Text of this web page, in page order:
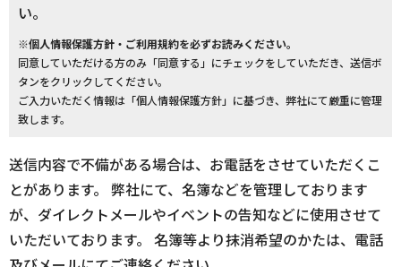
い。
※個人情報保護方針・ご利用規約を必ずお読みください。
同意していただける方のみ「同意する」にチェックをしていただき、送信ボ
タンをクリックしてください。
ご入力いただく情報は「個人情報保護方針」に基づき、弊社にて厳重に管理
致します。
送信内容で不備がある場合は、お電話をさせていただくこ
とがあります。 弊社にて、名簿などを管理しております
が、ダイレクトメールやイベントの告知などに使用させて
いただいております。 名簿等より抹消希望のかたは、電話